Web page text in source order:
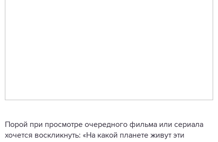
Порой при просмотре очередного фильма или сериала
хочется воскликнуть: «На какой планете живут эти